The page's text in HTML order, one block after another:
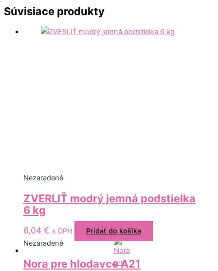
Súvisiace produkty
Nezaradené
ZVERLIŤ modrý jemná podstielka
6 kg
6,04 € s DPH
Pridať do košíka
Nezaradené
Nora pre hlodavce A21